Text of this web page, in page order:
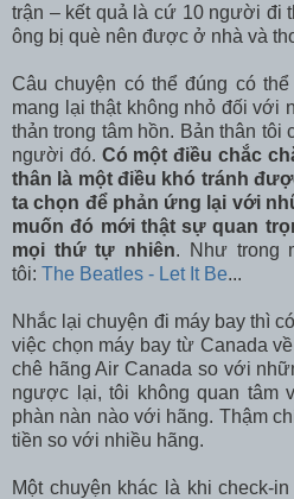
trận – kết quả là cứ 10 người đi
ông bị què nên được ở nhà và
Câu chuyện có thể đúng có
mang lại thật không nhỏ đối với
thản trong tâm hồn. Bản thân tôi
người đó. Có một điều chắc
thân là một điều khó tránh
ta chọn để phản ứng lại với
muốn đó mới thật sự quan
mọi thứ tự nhiên. Như trong
tôi: The Beatles - Let It Be...
Nhắc lại chuyện đi máy bay thì
việc chọn máy bay từ Canada
chê hãng Air Canada so với
ngược lại, tôi không quan tâm
phàn nàn nào với hãng. Thậm
tiền so với nhiều hãng.
Một chuyện khác là khi check-